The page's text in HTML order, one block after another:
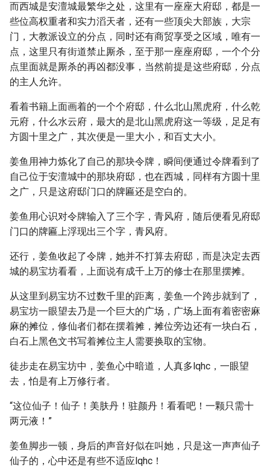
而西城是安澶城最繁华之处，这里有一座座大府邸，都是一
些位高权重者和实力滔天者，还有一些顶尖大部族，大宗
门，大教派设立的分点，同时还有商贸享受之区域，唯有一
点，这里只有街道禁止厮杀，至于那一座座府邸，一个个分
点里面就是厮杀的再凶都没事，当然前提是这些府邸，分点
的主人允许。
看着书籍上面画着的一个个府邸，什么北山黑虎府，什么乾
元府，什么水云府，最大的是北山黑虎府这一等级，足足有
方圆十里之广，其次便是一里大小，和百丈大小。
姜鱼用神力炼化了自己的那块令牌，瞬间便通过令牌看到了
自己位于安澶城中的那块府邸，也在西城，同样有方圆十里
之广，只是这府邸门口的牌匾还是空白的。
姜鱼用心识对令牌输入了三个字，青风府，随后便看见府邸
门口的牌匾上浮现出三个字，青风府。
还行，姜鱼收起了令牌，她并不打算去府邸，而是决定去西
城的易宝坊看看，上面说有成千上万的修士在那里摆摊。
从这里到易宝坊不过数千里的距离，姜鱼一个跨步就到了，
易宝坊一眼望去乃是一个巨大的广场，广场上面有着密密麻
麻的摊位，修仙者们都在摆着摊，摊位旁边还有一块白石，
白石上黑色文书写着摊位主人需要换取的宝物。
徒步走在易宝坊中，姜鱼心中暗道，人真多lqhc，一眼望
去，怕是有上万修行者。
“这位仙子！仙子！美肤丹！驻颜丹！看看吧！一颗只需十
两元液！”
姜鱼脚步一顿，身后的声音好似在叫她，只是这一声声仙子
仙子的，心中还是有些不适应lqhc！